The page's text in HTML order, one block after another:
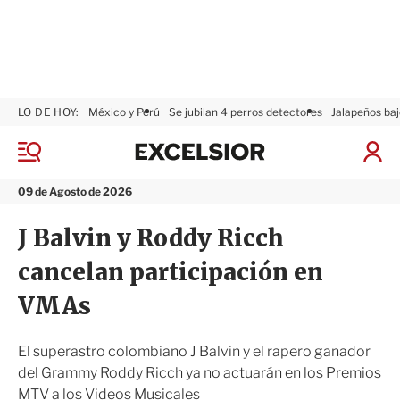
M
n
09 de Agosto de 2026
LO DE HOY: México y Perú Se jubilan 4 perros detectores Jalapeños
I
x
s
i
o
r
J Balvin y Roddy Ricch
cancelan participación en
VMAs
El superastro colombiano J Balvin y el rapero ganador
del Grammy Roddy Ricch ya no actuarán en los Premios
MTV a los Videos Musicales